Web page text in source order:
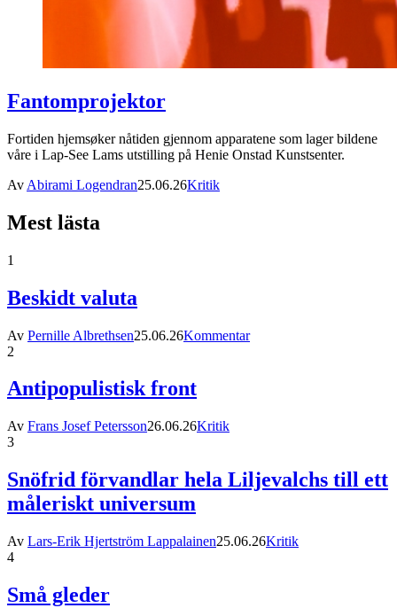
Fantomprojektor
Fortiden hjemsøker nåtiden gjennom apparatene som lager bildene
våre i Lap-See Lams utstilling på Henie Onstad Kunstsenter.
Av Abirami Logendran25.06.26Kritik
Mest lästa
1
Beskidt valuta
Av Pernille Albrethsen25.06.26Kommentar
2
Antipopulistisk front
Av Frans Josef Petersson26.06.26Kritik
3
Snöfrid förvandlar hela Liljevalchs till ett
måleriskt universum
Av Lars-Erik Hjertström Lappalainen25.06.26Kritik
4
Små gleder